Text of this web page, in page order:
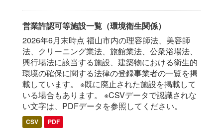
営業許認可等施設一覧（環境衛生関係）
2026年6月末時点 福山市内の理容師法、美容師
法、クリーニング業法、旅館業法、公衆浴場法、
興行場法に該当する施設、建築物における衛生的
環境の確保に関する法律の登録事業者の一覧を掲
載しています。 ※既に廃止された施設を掲載して
いる場合もあります。 ※CSVデータで認識されな
い文字は、PDFデータを参照してください。
CSV PDF